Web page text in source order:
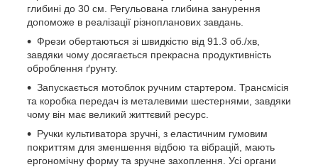
глибині до 30 см. Регульована глибина занурення
допоможе в реалізації різнопланових завдань.
Фрези обертаються зі швидкістю від 91.3 об./хв,
завдяки чому досягається прекрасна продуктивність
оброблення ґрунту.
Запускається мотоблок ручним стартером. Трансмісія
та коробка передач із металевими шестернями, завдяки
чому він має великий життєвий ресурс.
Ручки культиватора зручні, з еластичним гумовим
покриттям для зменшення відбою та вібрацій, мають
ергономічну форму та зручне захоплення. Усі органи